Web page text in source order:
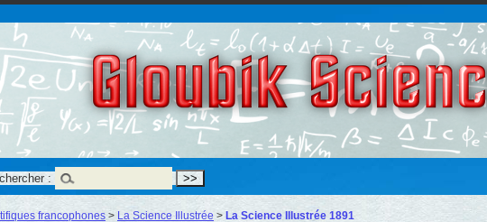
Gloubik
:
francophones > La Science Illustrée > La Science Illustrée 1891